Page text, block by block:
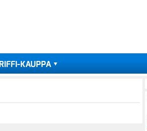
RIFFI-KAUPPA